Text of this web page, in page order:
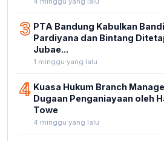
4 minggu yang lalu
3 PTA Bandung Kabulkan
Pardiyana dan Bintang
Jubae...
1 minggu yang lalu
4 Kuasa Hukum Branch
Dugaan Penganiayaan oleh
Towe
4 minggu yang lalu